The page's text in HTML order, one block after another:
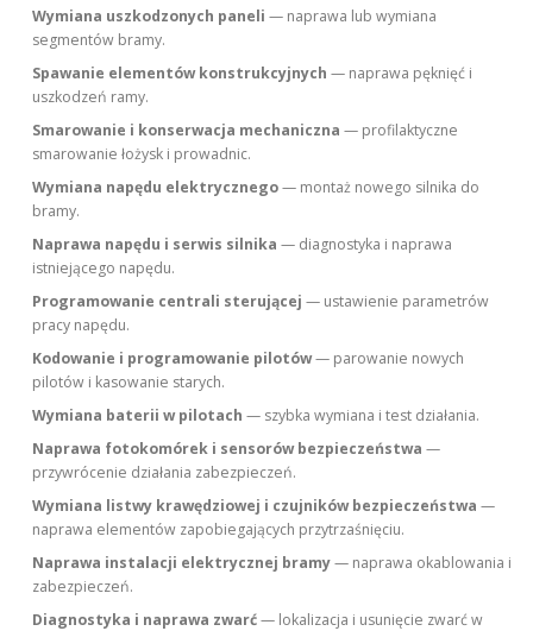
Wymiana uszkodzonych paneli — naprawa lub wymiana
segmentów bramy.
Spawanie elementów konstrukcyjnych — naprawa pęknięć i
uszkodzeń ramy.
Smarowanie i konserwacja mechaniczna — profilaktyczne
smarowanie łożysk i prowadnic.
Wymiana napędu elektrycznego— montaż nowego silnika do
bramy.
Naprawa napędu i serwis silnika — diagnostyka i naprawa
istniejącego napędu.
Programowanie centrali sterującej — ustawienie parametrów
pracy napędu.
Kodowanie i programowanie pilotów— parowanie nowych
pilotów i kasowanie starych.
Wymiana baterii w pilotach — szybka wymiana i test działania.
Naprawa fotokomórek i sensorów bezpieczeństwa —
przywrócenie działania zabezpieczeń.
Wymiana listwy krawędziowej i czujników bezpieczeństwa —
naprawa elementów zapobiegających przytrzaśnięciu.
Naprawa instalacji elektrycznej bramy— naprawa okablowania i
zabezpieczeń.
Diagnostyka i naprawa zwarć— lokalizacja i usunięcie zwarć w